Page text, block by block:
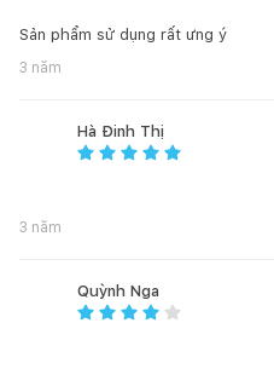
Sản phẩm sử dụng rất ưng ý
3 năm
Hà Đinh Thị
3 năm
Quỳnh Nga